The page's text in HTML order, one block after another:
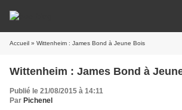
Accueil » Wittenheim : James Bond à Jeune Bois
Wittenheim : James Bond à
Publié le 21/08/2015 à 14:11
Par Pichenel